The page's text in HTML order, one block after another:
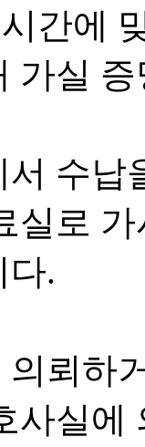
간에
가실
수납
실로
다.
뢰하
사실에